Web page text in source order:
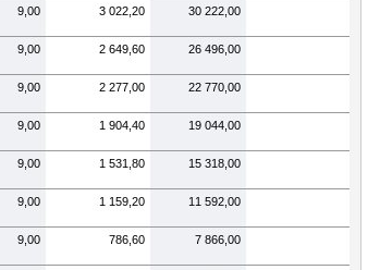
9,00 3 022,20 30 222,00
9,00 2 649,60 26 496,00
9,00 2 277,00 22 770,00
9,00 1 904,40 19 044,00
9,00 1 531,80 15 318,00
9,00 1 159,20 11 592,00
9,00 786,60 7 866,00